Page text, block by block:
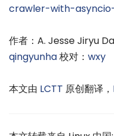
crawler-with-
作者：A. Jesse Jiryu
qingyunha校对： wxy
本文由 LCTT 原创翻译，